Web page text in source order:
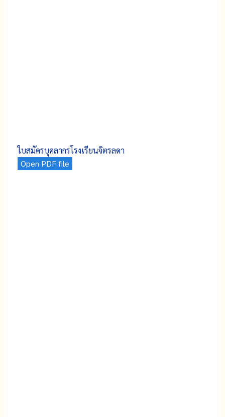
ใบสมัครบุคลากรโรงเรียนจิตรลดา
Open PDF file